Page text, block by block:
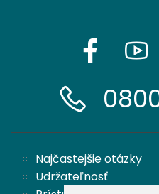
Najčastejšie otázky
Udržateľnosť